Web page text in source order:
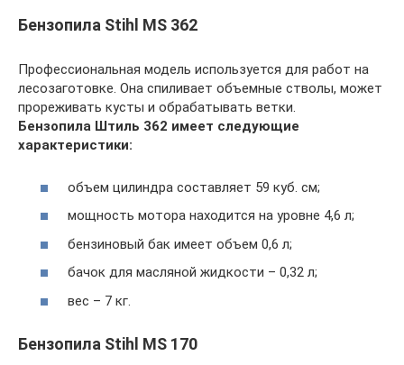
Бензопила Stihl MS 362
Профессиональная модель используется для работ на
лесозаготовке. Она спиливает объемные стволы, может
прореживать кусты и обрабатывать ветки.
Бензопила Штиль 362 имеет следующие
характеристики:
объем цилиндра составляет 59 куб. см;
мощность мотора находится на уровне 4,6 л;
бензиновый бак имеет объем 0,6 л;
бачок для масляной жидкости – 0,32 л;
вес – 7 кг.
Бензопила Stihl MS 170